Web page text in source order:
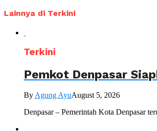
Lainnya di Terkini
Terkini
Pemkot Denpasar
ByAgung AyuAugust 5, 2026
Denpasar – Pemerintah Kota Denpasar